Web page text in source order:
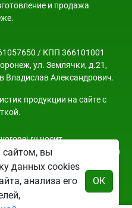
и продажа
/ КПП 366101001
ул. Землячки, д.21,
Владислав Александрович.
продукции на сайте с
носит
и справочный характер и ни
офертой. Всю
узнать по телефонам
сайтом, вы
данных cookies
анализа его
ОК